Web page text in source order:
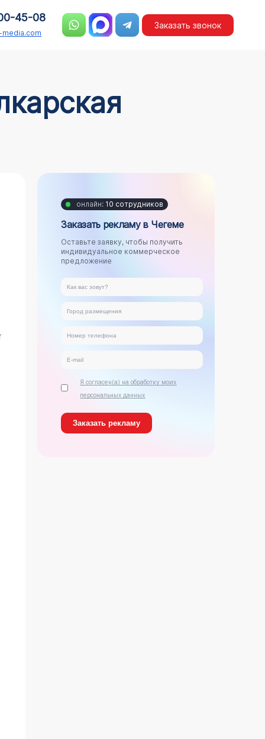
45-08
Заказать звонок
онлайн: 10 сотрудников
Заказать рекламу в Чегеме
Оставьте заявку, чтобы получить
индивидуальное коммерческое
предложение
Я согласен(а) на обработку моих
персональных данных